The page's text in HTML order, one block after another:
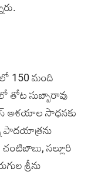
150 మంది
తోట సుబ్బారావు
ఆశయాల సాధనకు
పాదయాత్రను
సల్లూరి
శ్రీను